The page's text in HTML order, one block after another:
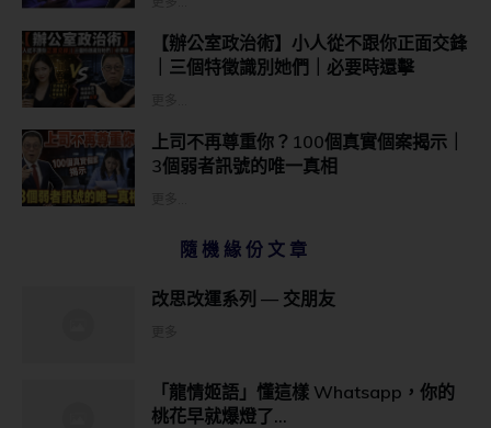
【辦公室政治術】小人從不跟你正面交鋒
｜三個特徵識別她們｜必要時還擊
上司不再尊重你？100個真實個案揭示｜
3個弱者訊號的唯一真相
隨機緣份文章
改思改運系列 — 交朋友
「龍情姬語」懂這樣 Whatsapp，你的
桃花早就爆燈了…